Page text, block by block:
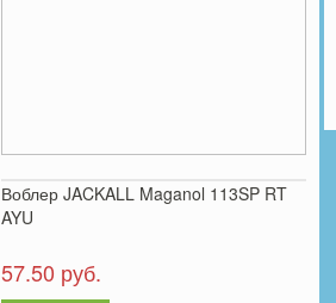
Воблер JACKALL Maganol 113SP RT
AYU
57.50 руб.